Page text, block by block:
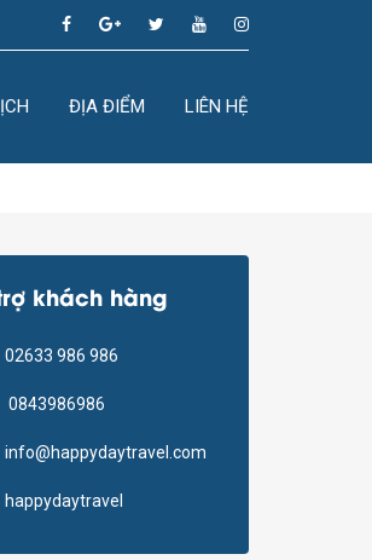
ĐỊA ĐIỂM LIÊN HỆ
khách hàng
02633 986 986
0843986986
info@happydaytravel.com
happydaytravel